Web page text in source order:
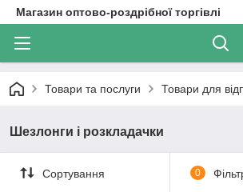
Магазин оптово-роздрібної торгівлі
Товари та послуги Товари для
Шезлонги і розкладачки
Сортування 0